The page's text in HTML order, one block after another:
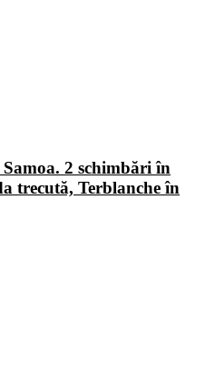
2 schimbări în
trecută, Terblanche în